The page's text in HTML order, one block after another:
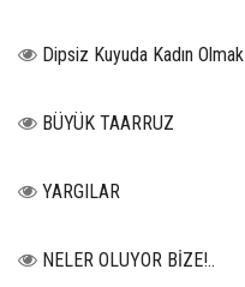
Dipsiz Kuyuda Kadın Olmak
BÜYÜK TAARRUZ
YARGILAR
NELER OLUYOR BİZE!..